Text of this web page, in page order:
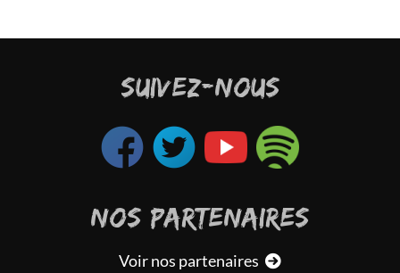
SUIVEZ-NOUS
NOS PARTENAIRES
Voir nos partenaires